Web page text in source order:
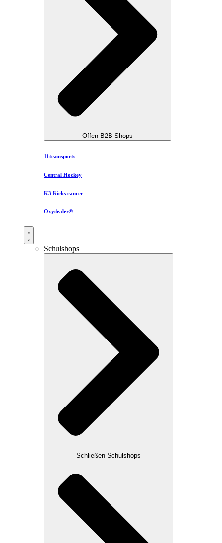
Offen B2B Shops
11teamsports
Central Hockey
K3 Kicks cancer
Oxydealer®
Schulshops
Schließen Schulshops